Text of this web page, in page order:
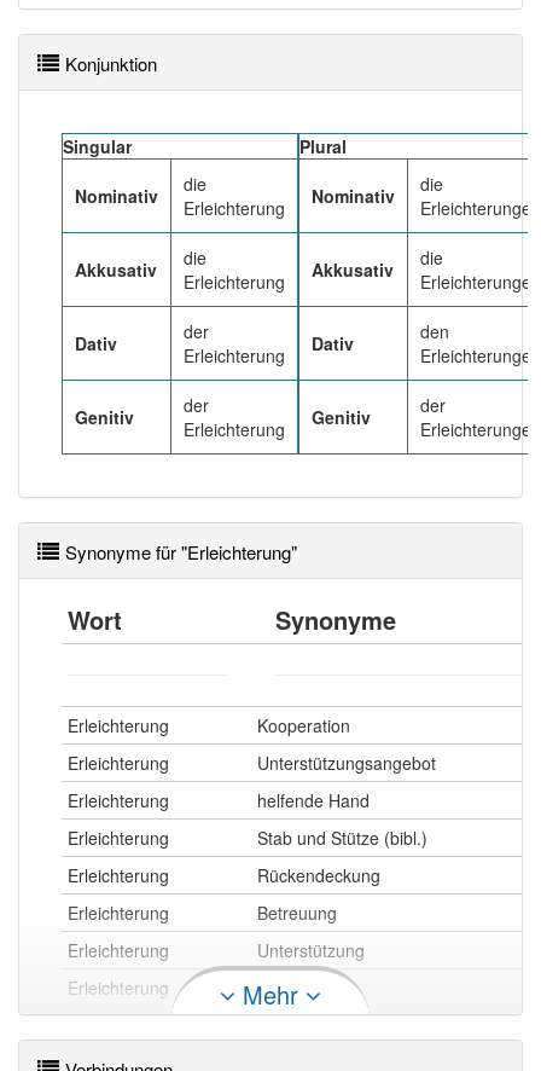
Häufigkeit: 6 von 10
anderen Artikeldie
87% unserer Spielapp-Nutzer haben den Artikel
korrekt erraten.
Konjunktion
Singular
Nominativ
die
Erleichterung
Akkusativ
die
Erleichterung
Dativ
der
Erleichterung
Genitiv
der
Erleichterung
Plural
Nominativ
die
Erleichterungen
Akkusativ
die
Erleichterungen
Dativ
den
Erleichterungen
Genitiv
der
Erleichterungen
Synonyme für "Erleichterung"
Wort Synonyme
Erleichterung
Kooperation
Erleichterung
Unterstützungsangebot
Erleichterung
helfende Hand
Erleichterung
Stab und Stütze (bibl.)
Erleichterung
Rückendeckung
Erleichterung
Betreuung
Erleichterung
Unterstützung
Erleichterung
Beistand
Erleichterung
Mehr